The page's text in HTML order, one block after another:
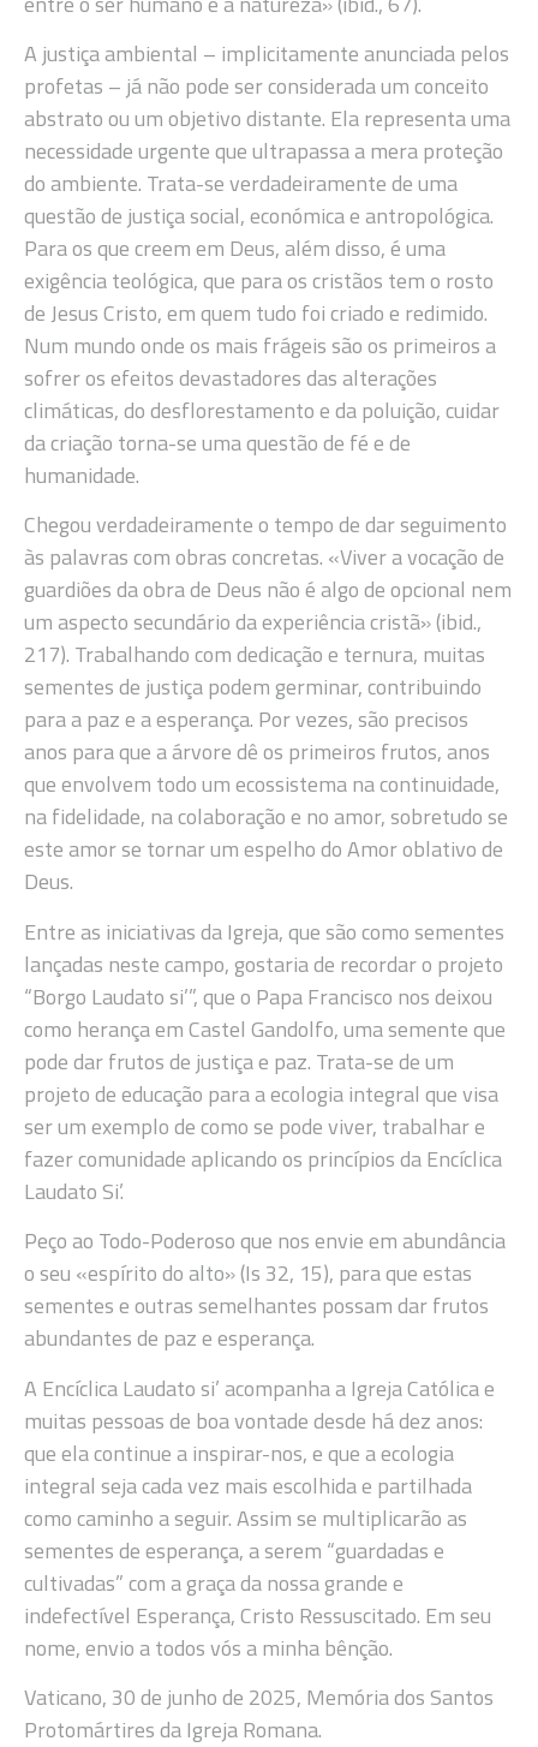
A justiça ambiental – implicitamente anunciada pelos
profetas – já não pode ser considerada um conceito
abstrato ou um objetivo distante. Ela representa uma
necessidade urgente que ultrapassa a mera proteção
do ambiente. Trata-se verdadeiramente de uma
questão de justiça social, económica e antropológica.
Para os que creem em Deus, além disso, é uma
exigência teológica, que para os cristãos tem o rosto
de Jesus Cristo, em quem tudo foi criado e redimido.
Num mundo onde os mais frágeis são os primeiros a
sofrer os efeitos devastadores das alterações
climáticas, do desflorestamento e da poluição, cuidar
da criação torna-se uma questão de fé e de
humanidade.
Chegou verdadeiramente o tempo de dar seguimento
às palavras com obras concretas. «Viver a vocação de
guardiões da obra de Deus não é algo de opcional nem
um aspecto secundário da experiência cristã» (ibid.,
217). Trabalhando com dedicação e ternura, muitas
sementes de justiça podem germinar, contribuindo
para a paz e a esperança. Por vezes, são precisos
anos para que a árvore dê os primeiros frutos, anos
que envolvem todo um ecossistema na continuidade,
na fidelidade, na colaboração e no amor, sobretudo se
este amor se tornar um espelho do Amor oblativo de
Deus.
Entre as iniciativas da Igreja, que são como sementes
lançadas neste campo, gostaria de recordar o projeto
“Borgo Laudato si’”, que o Papa Francisco nos deixou
como herança em Castel Gandolfo, uma semente que
pode dar frutos de justiça e paz. Trata-se de um
projeto de educação para a ecologia integral que visa
ser um exemplo de como se pode viver, trabalhar e
fazer comunidade aplicando os princípios da Encíclica
Laudato Si’.
Peço ao Todo-Poderoso que nos envie em abundância
o seu «espírito do alto» (Is 32, 15), para que estas
sementes e outras semelhantes possam dar frutos
abundantes de paz e esperança.
A Encíclica Laudato si’ acompanha a Igreja Católica e
muitas pessoas de boa vontade desde há dez anos:
que ela continue a inspirar-nos, e que a ecologia
integral seja cada vez mais escolhida e partilhada
como caminho a seguir. Assim se multiplicarão as
sementes de esperança, a serem “guardadas e
cultivadas” com a graça da nossa grande e
indefectível Esperança, Cristo Ressuscitado. Em seu
nome, envio a todos vós a minha bênção.
Vaticano, 30 de junho de 2025, Memória dos Santos
Protomártires da Igreja Romana.